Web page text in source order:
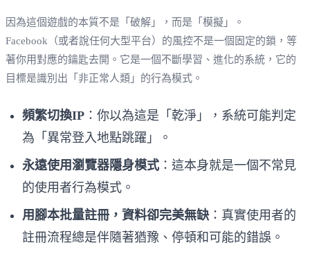
因為這個遊戲的本質不是「破解」，而是「模擬」。
Facebook（或者說任何大型平台）的風控不是一個固定的鎖，等
著你用對應的鑰匙去開。它是一個不斷學習、進化的系統，它的
目標是識別出「非正常人類」的行為模式。
頻繁切換IP ：你以為這是「乾淨」，系統可能判定
為「異常登入地點跳躍」。
永遠使用瀏覽器隱身模式 ：這本身就是一個不常見
的使用者行為模式。
用腳本批量註冊，資料卻完美無缺 ：真實使用者的
註冊流程總是伴隨著猶豫、停頓和可能的錯誤。